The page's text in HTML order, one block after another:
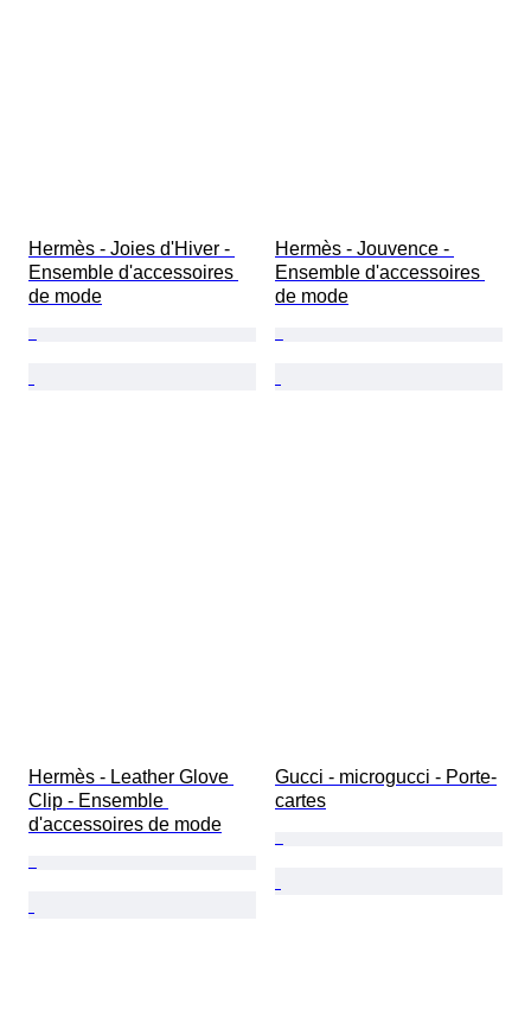
Hermès - Joies d'Hiver -
Ensemble d'accessoires
de mode
Hermès - Jouvence -
Ensemble d'accessoires
de mode
Hermès - Leather Glove
Clip - Ensemble
d'accessoires de mode
Gucci - microgucci - Porte-
cartes